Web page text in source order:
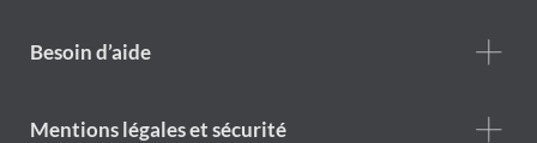
Footer
Besoin d’aide
Footer
Mentions légales et sécurité